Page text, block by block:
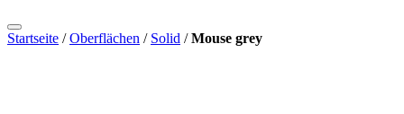
Startseite /Oberflächen / Solid /Mouse grey